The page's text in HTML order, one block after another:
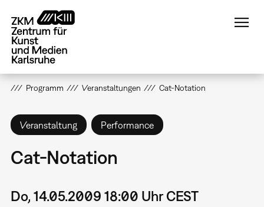
zum
Inhalt
Programm Veranstaltungen Cat-Notation
Veranstaltung Performance
Cat-Notation
Do, 14.05.2009 18:00 Uhr CEST